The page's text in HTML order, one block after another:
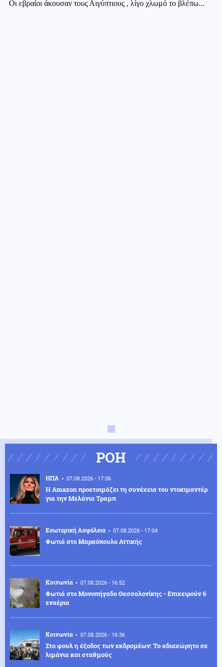
ΡΟΗ
ΗΠΑ 07.08.2026 - 17:06
Η Amazon προετοιμάζει τη συνέχεια του ντοκιμαντέρ
για την Μελάνια Τραμπ
Εσωτερική Ασφάλεια 07.08.2026 - 17:04
Φωτιά στο Μαρκόπουλο Αττικής
Κοινωνία 07.08.2026 - 16:52
Φωτιά στο Μονοπήγαδο Θεσσαλονίκης - Επιχειρούν 6
εναέρια
Κοινωνία 07.08.2026 - 16:36
Στο φουλ η έξοδος των εκδρομέων: Το αδιαχώρητο σε
λιμάνια και σταθμούς